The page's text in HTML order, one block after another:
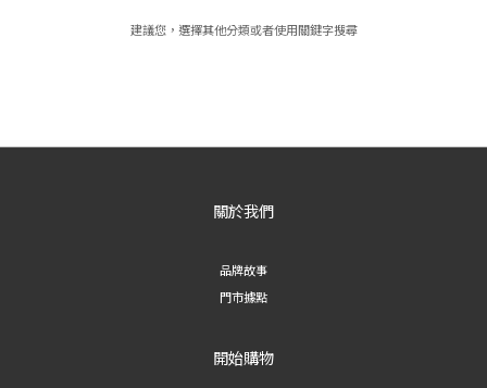
建議您，選擇其他分類或者使用關鍵字搜尋
關於我們
品牌故事
門市據點
開始購物